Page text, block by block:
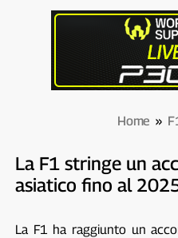
Home »
La F1 stringe un
asiatico fino al
La F1 ha raggiunto un